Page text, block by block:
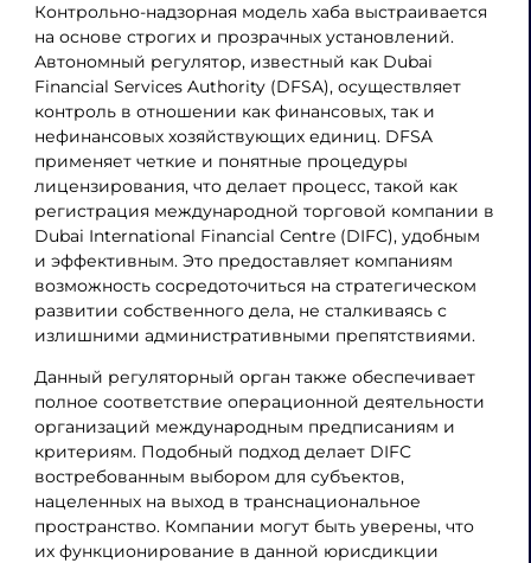
Контрольно-надзорная модель хаба выстраивается
на основе строгих и прозрачных установлений.
Автономный регулятор, известный как Dubai
Financial Services Authority (DFSA), осуществляет
контроль в отношении как финансовых, так и
нефинансовых хозяйствующих единиц. DFSA
применяет четкие и понятные процедуры
лицензирования, что делает процесс, такой как
регистрация международной торговой компании в
Dubai International Financial Centre (DIFC), удобным
и эффективным. Это предоставляет компаниям
возможность сосредоточиться на стратегическом
развитии собственного дела, не сталкиваясь с
излишними административными препятствиями.
Данный регуляторный орган также обеспечивает
полное соответствие операционной деятельности
организаций международным предписаниям и
критериям. Подобный подход делает DIFC
востребованным выбором для субъектов,
нацеленных на выход в транснациональное
пространство. Компании могут быть уверены, что
их функционирование в данной юрисдикции